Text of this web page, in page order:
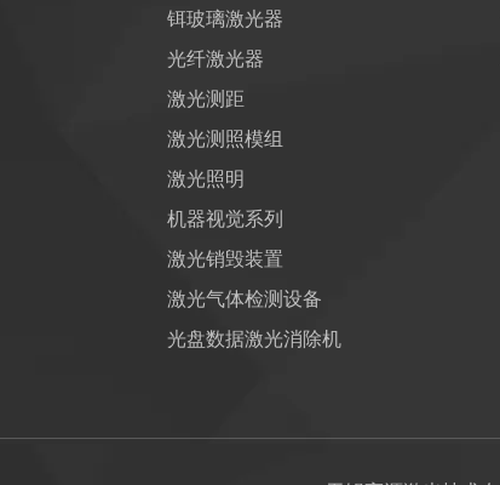
铒玻璃激光器
光纤激光器
激光测距
激光测照模组
激光照明
机器视觉系列
激光销毁装置
激光气体检测设备
光盘数据激光消除机